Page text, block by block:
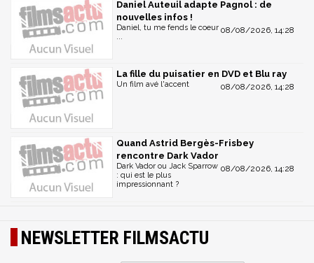
Daniel Auteuil adapte Pagnol : de
nouvelles infos !
08/08/2026, 14:28
Daniel, tu me fends le coeur
...
La fille du puisatier en DVD et Blu ray
08/08/2026, 14:28
Un film avé l'accent
Quand Astrid Bergès-Frisbey
rencontre Dark Vador
08/08/2026, 14:28
Dark Vador ou Jack Sparrow
: qui est le plus
impressionnant ?
NEWSLETTER FILMSACTU